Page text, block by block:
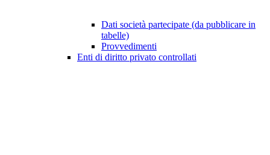
Dati società partecipate (da pubblicare in
tabelle)
Provvedimenti
Enti di diritto privato controllati